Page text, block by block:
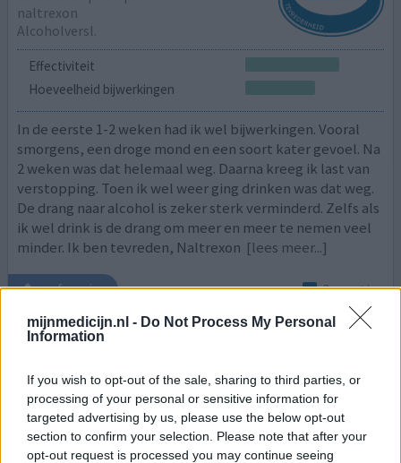
mijnmedicijn.nl - Do Not Process My Personal
Information
If you wish to opt-out of the sale, sharing to third parties, or
processing of your personal or sensitive information for
targeted advertising by us, please use the below opt-out
section to confirm your selection. Please note that after your
opt-out request is processed you may continue seeing
naltrexon
Alcoholversl.
Effectiviteit
Hoeveelheid bijwerkingen
In de eerste 1-2 weken had ik wel bijwerkingen. Vooral
smorgens, een droge mond en een soort kater gevoel. Na
2 weken was dat helemaal weg. Daarna kreeg ik last van
verstopping. Toen ik wel weer ging drinken was dat weg.
De drang naar alcohol is zeker sterk verminderd. Zelfs als
ik wel drink is de drang om meer en meer te nemen veel
minder. Ik ben tevreden, Naltrexon [lees meer...]
geef mening 0 reacties
19-11-2010 | Man
naltrexon
Alcoholverslaving/zucht
Effectiviteit